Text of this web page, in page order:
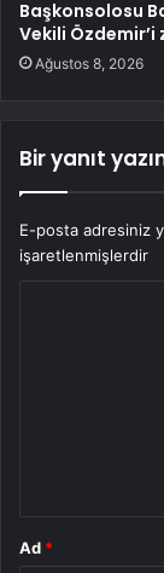
Başkonsolosu
Vekili
Ağustos 8, 2026
Bir yanıt
E-posta adresiniz
işaretlenmişlerdir
Ad *